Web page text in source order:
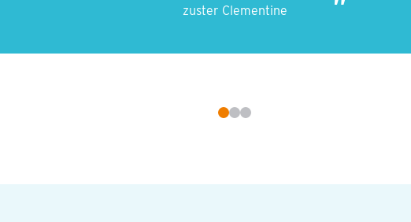
zuster Clementine